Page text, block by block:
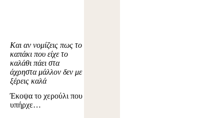
Και αν νομίζεις πως το
καπάκι που είχε το
καλάθι πάει στα
άχρηστα μάλλον δεν με
ξέρεις καλά
Έκοψα το χερούλι που
υπήρχε…